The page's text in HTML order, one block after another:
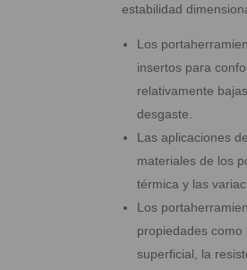
estabilidad
Los
insertos para
relativamente
desgaste.
Las aplicaciones
materiales de los
térmica y las
Los
propiedades
superficial, la